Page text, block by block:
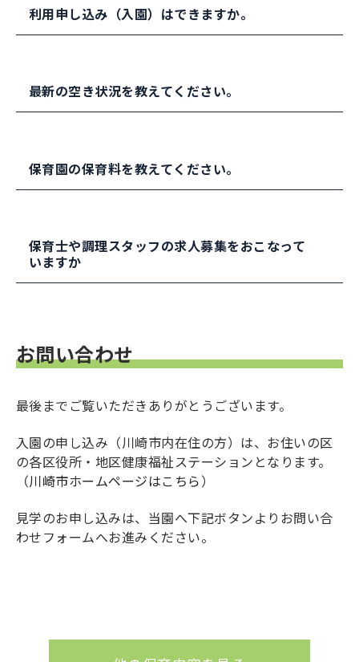
年2回、嘱託歯科医（ リバーク歯科）による歯科検
診が年1回あります。
感染症の状況による縮小や中止の場合がありま
す。
に合わせた保育をおこなっております。
利用申し込み（入園）はできますか。
区健康福祉ステーションでおこなっています
てください。
最新の空き状況を教えてください。
しておりますので、川崎市のホームページでご確
認をお願いします。認可保育所等の受入可能数及
保育園の保育料を教えてください。
の合計額に基づき川崎市が算定します。（詳細は
こちら ）
保育士や調理スタッフの求人募集をおこなって
いますか
専用ページの確認をお願いいたします。（
ージはこちら）
お問い合わせ
最後までご覧いただきありがとうございます。
入園の申し込み（川崎市内在住の方）は、お住いの区
の各区役所・地区健康福祉ステーションとなります。
（川崎市ホームページはこちら）
見学のお申し込みは、当園へ下記ボタンよりお問い合
わせフォームへお進みください。